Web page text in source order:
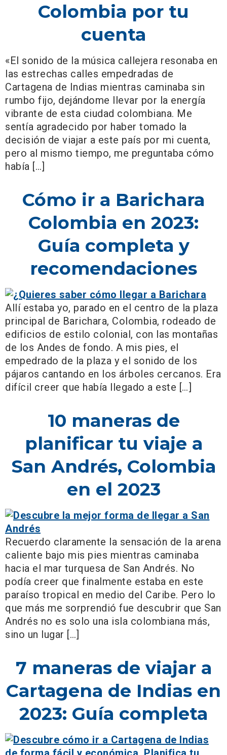
Colombia por tu
cuenta
«El sonido de la música callejera resonaba en
las estrechas calles empedradas de
Cartagena de Indias mientras caminaba sin
rumbo fijo, dejándome llevar por la energía
vibrante de esta ciudad colombiana. Me
sentía agradecido por haber tomado la
decisión de viajar a este país por mi cuenta,
pero al mismo tiempo, me preguntaba cómo
había […]
Cómo ir a Barichara
Colombia en 2023:
Guía completa y
recomendaciones
Allí estaba yo, parado en el centro de la plaza
principal de Barichara, Colombia, rodeado de
edificios de estilo colonial, con las montañas
de los Andes de fondo. A mis pies, el
empedrado de la plaza y el sonido de los
pájaros cantando en los árboles cercanos. Era
difícil creer que había llegado a este […]
10 maneras de
planificar tu viaje a
San Andrés, Colombia
en el 2023
Recuerdo claramente la sensación de la arena
caliente bajo mis pies mientras caminaba
hacia el mar turquesa de San Andrés. No
podía creer que finalmente estaba en este
paraíso tropical en medio del Caribe. Pero lo
que más me sorprendió fue descubrir que San
Andrés no es solo una isla colombiana más,
sino un lugar […]
7 maneras de viajar a
Cartagena de Indias en
2023: Guía completa